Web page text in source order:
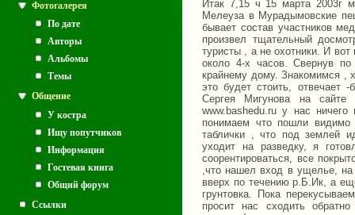
Фотогалерея
По дате
Авторы
Альбомы
Темы
Общение
У костра
Ищу попутчиков
Информация
Гостевая книга
Общий форум
Ссылки
Итак 7,15 ч 15 марта 2003г
Мелеуза в Мурадымовские
бывает состав участников
произвел тщательный
туристы , а не охотники. И
около 4-х часов. Свернув
крайнему дому. Знакомимся ,
это будет стоить, отвечает
Сергея Мигунова на сайте
www.bashedu.ru у нас
понимаем что пошли видимо
таблички , что под землей
уходит на разведку, я
соорентироваться, все
,что нашел вход в ущелье, на
вверх по течению р.Б.Ик, а
грунтовка. Пока
просит нас сходить